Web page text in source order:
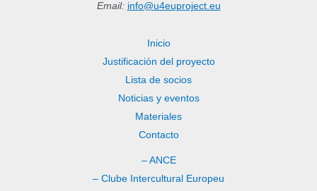
Email: info@u4euproject.eu
Inicio
Justificación del proyecto
Lista de socios
Noticias y eventos
Materiales
Contacto
– ANCE
– Clube Intercultural Europeu